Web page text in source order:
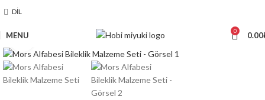
DIL
MENU 0 0.00